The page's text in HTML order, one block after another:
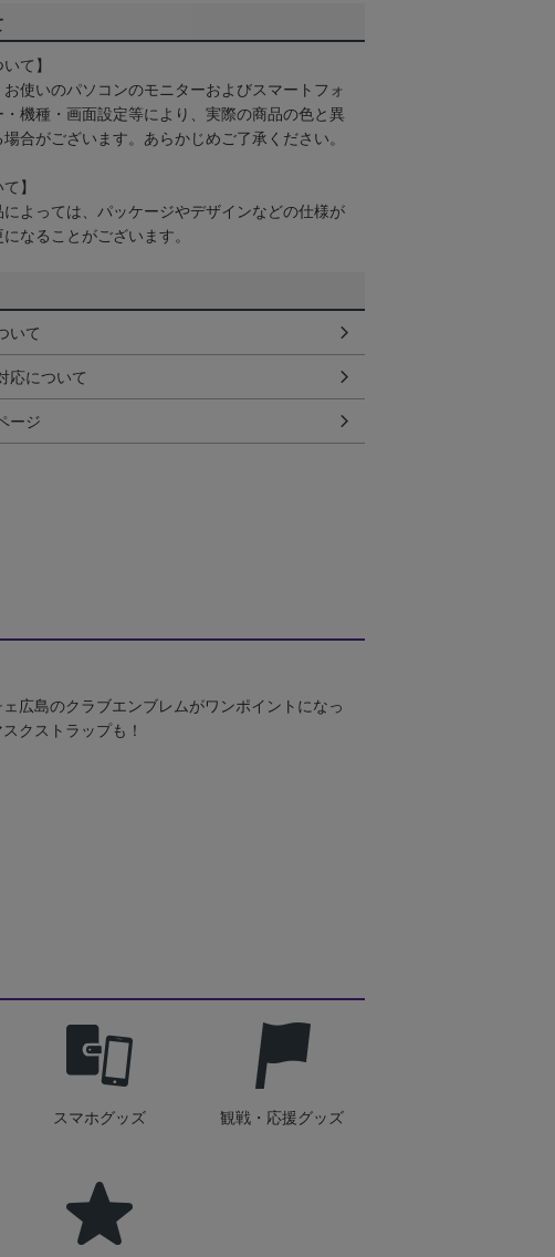
て】
使いのパソコンのモニターおよびスマートフォ
・機種・画面設定等により、実際の商品の色と異
合がございます。あらかじめご了承ください。
】
よっては、パッケージやデザインなどの仕様が
なることがございます。
いて
応について
ージ
広島のクラブエンブレムがワンポイントになっ
クストラップも！
スマホグッズ 観戦・応援グッズ